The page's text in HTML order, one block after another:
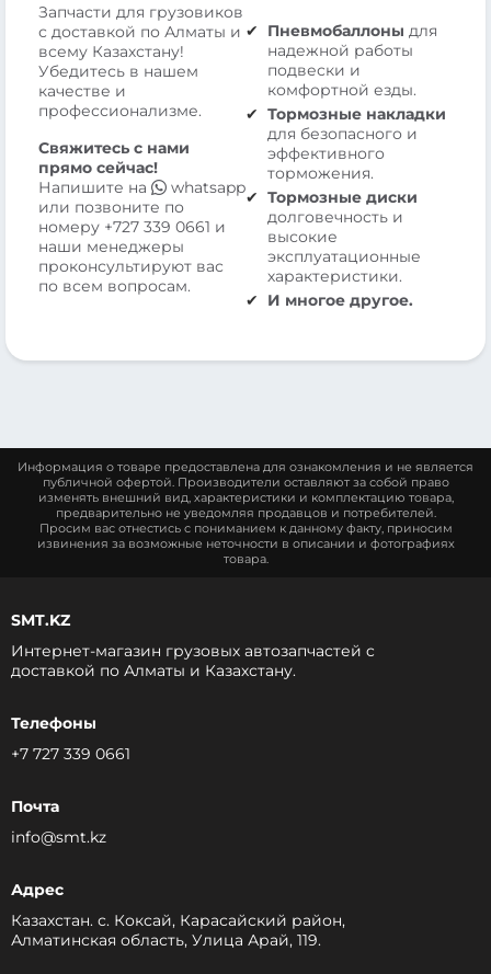
Запчасти для грузовиков
с доставкой по Алматы и
всему Казахстану!
Убедитесь в нашем
качестве и
профессионализме.
Свяжитесь с нами
прямо сейчас!
Напишите на
whatsapp
или позвоните по
номеру +727 339 0661 и
наши менеджеры
проконсультируют вас
по всем вопросам.
Пневмобаллоны для
надежной работы
подвески и
комфортной езды.
Тормозные накладки
для безопасного и
эффективного
торможения.
Тормозные диски
долговечность и
высокие
эксплуатационные
характеристики.
И многое другое.
Информация о товаре предоставлена для ознакомления и не является
публичной офертой. Производители оставляют за собой право
изменять внешний вид, характеристики и комплектацию товара,
предварительно не уведомляя продавцов и потребителей.
Просим вас отнестись с пониманием к данному факту, приносим
извинения за возможные неточности в описании и фотографиях
товара.
SMT.KZ
Интернет-магазин грузовых автозапчастей c
доставкой по Алматы и Казахстану.
Телефоны
+7 727 339 0661
Почта
info@smt.kz
Адрес
Казахстан. с. Коксай, Карасайский район,
Алматинская область, Улица Арай, 119.